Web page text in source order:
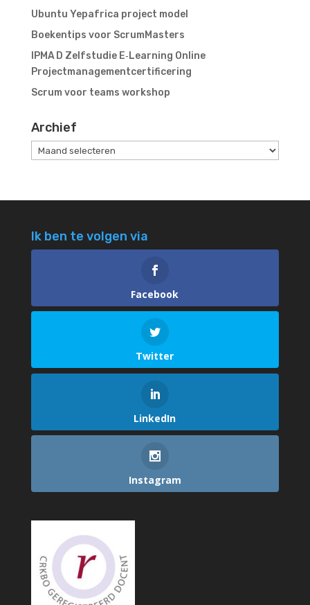
Ubuntu Yepafrica project model
Boekentips voor ScrumMasters
IPMA D Zelfstudie E‑Learning Online
Projectmanagementcertificering
Scrum voor teams workshop
Archief
Archief
Ik ben te volgen via
Facebook
Twitter
LinkedIn
Instagram